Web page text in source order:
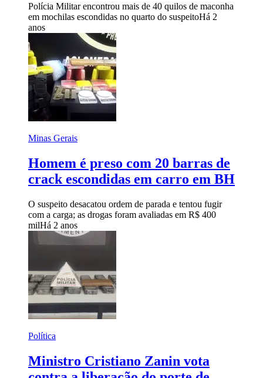
Polícia Militar encontrou mais de 40 quilos de maconha
em mochilas escondidas no quarto do suspeitoHá 2
anos
Minas Gerais
Homem é preso com 20 barras de
crack escondidas em carro em BH
O suspeito desacatou ordem de parada e tentou fugir
com a carga; as drogas foram avaliadas em R$ 400
milHá 2 anos
Política
Ministro Cristiano Zanin vota